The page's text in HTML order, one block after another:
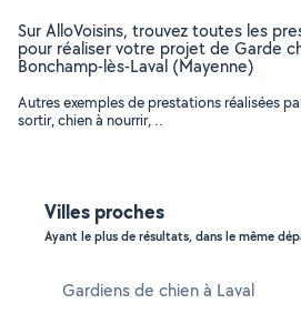
Sur AlloVoisins, trouvez toutes les
pour réaliser votre projet de Garde
Bonchamp-lès-Laval (Mayenne)
Autres exemples de prestations réalisées
sortir, chien à nourrir, ..
Villes proches
Ayant le plus de résultats, dans le même
Gardiens de chien à Laval